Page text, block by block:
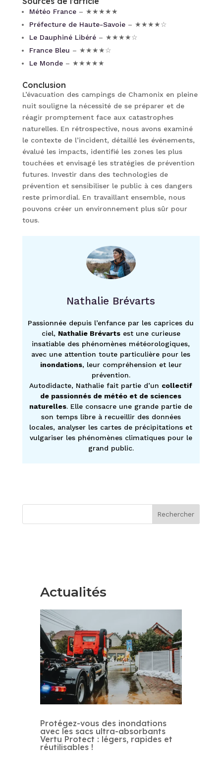
Météo France– ★★★★★
Préfecture de Haute-Savoie– ★★★★☆
Le Dauphiné Libéré– ★★★★☆
France Bleu – ★★★★☆
Le Monde– ★★★★★
Conclusion
L’évacuation des campings de Chamonix en pleine
nuit souligne la nécessité de se préparer et de
réagir promptement face aux catastrophes
naturelles. En rétrospective, nous avons examiné
le contexte de l’incident, détaillé les événements,
évalué les impacts, identifié les zones les plus
touchées et envisagé les stratégies de prévention
futures. Investir dans des technologies de
prévention et sensibiliser le public à ces dangers
reste primordial. En travaillant ensemble, nous
pouvons créer un environnement plus sûr pour
tous.
Nathalie Brévarts
Passionnée depuis l’enfance par les caprices du
ciel, Nathalie Brévartsest une curieuse
insatiable des phénomènes météorologiques,
avec une attention toute particulière pour les
inondations, leur compréhension et leur
prévention.
Autodidacte, Nathalie fait partie d’un collectif
de passionnés de météo et de sciences
naturelles. Elle consacre une grande partie de
son temps libre à recueillir des données
locales, analyser les cartes de précipitations et
vulgariser les phénomènes climatiques pour le
grand public.
Rechercher
Actualités
Protégez-vous des inondations
avec les sacs ultra-absorbants
Vertu Protect : légers, rapides et
réutilisables !